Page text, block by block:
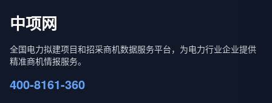
中项网
全国电力拟建项目和招采商机数据服务平台，为电力行业企业提供
精准商机情报服务。
400-8161-360